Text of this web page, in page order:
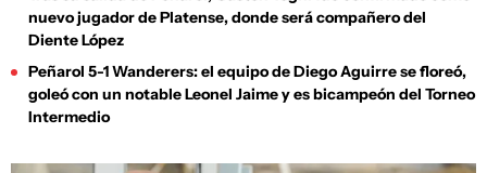
nuevo jugador de Platense, donde será compañero del
Diente López
Peñarol 5-1 Wanderers: el equipo de Diego Aguirre se floreó,
goleó con un notable Leonel Jaime y es bicampeón del Torneo
Intermedio